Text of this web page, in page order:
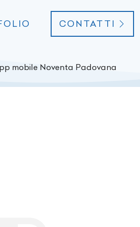
CONTATTI
mobile Noventa Padovana